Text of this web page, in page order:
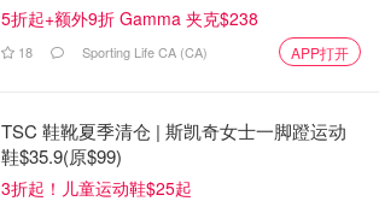
5折起+额外9折 Gamma 夹克$238
18 Sporting Life CA (CA) APP打开
TSC 鞋靴夏季清仓 | 斯凯奇女士一脚蹬运动
鞋$35.9(原$99)
3折起！儿童运动鞋$25起